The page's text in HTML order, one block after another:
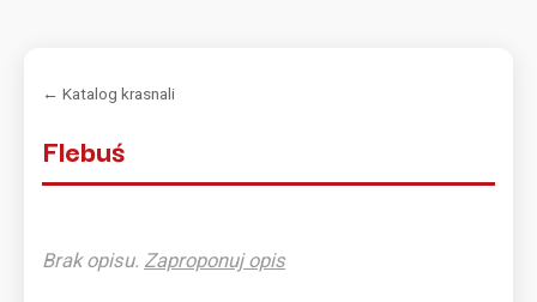
← Katalog krasnali
Flebuś
Brak opisu. Zaproponuj opis